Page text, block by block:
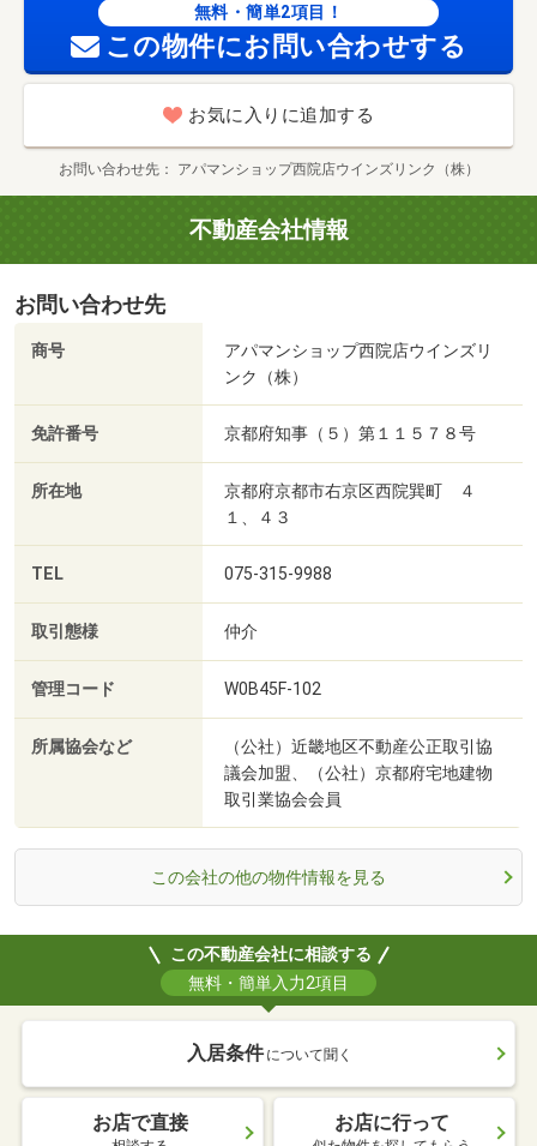
無料・簡単2項目！
この物件にお問い合わせする
お気に入りに追加する
お問い合わせ先 アパマンショップ西院店ウインズリンク（株）
不動産会社情報
お問い合わせ先
商号
アパマンショップ西院店ウインズリ
ンク（株）
免許番号 京都府知事（５）第１１５７８号
所在地
京都府京都市右京区西院巽町 ４
１、４３
TEL 075-315-9988
取引態様 仲介
管理コード W0B45F-102
所属協会など
（公社）近畿地区不動産公正取引協
議会加盟、（公社）京都府宅地建物
取引業協会会員
この会社の他の物件情報を見る
この不動産会社に相談する
無料・簡単入力2項目
入居条件 について聞く
お店で直接 お店に行って